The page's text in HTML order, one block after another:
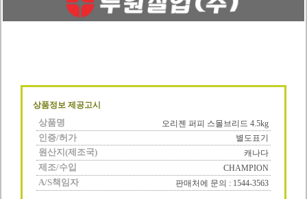
상품정보 제공고시
상품명 오리젠 퍼피 스몰브리드 4.5kg
인증/허가 별도표기
원산지(제조국) 캐나다
제조/수입 CHAMPION
A/S책임자 판매처에 문의 : 1544-3563